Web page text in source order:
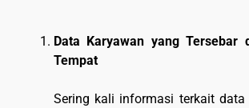
Data Karyawan yang Tersebar
Tempat
Sering kali informasi terkait data